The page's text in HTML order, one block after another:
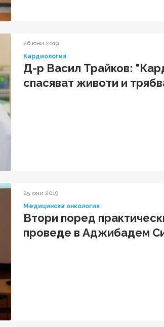
26 юни 2019
Кардиология
Д-р Васил Трайков:
спасяват животи и
25 юни 2019
Медицинска онкология
Втори поред
проведе в Аджибадем